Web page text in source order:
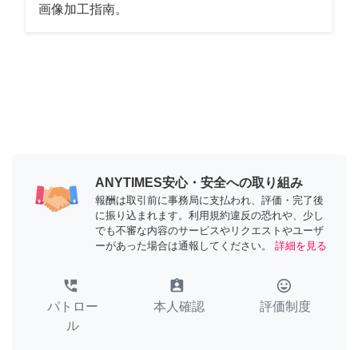
画像加工指南。
ANYTIMES安心・安全への取り組み
報酬は取引前に事務局に支払われ、評価・完了後
に振り込まれます。利用規約違反の恐れや、少し
でも不審な内容のサービスやリクエストやユーザ
ーがあった場合は通報してください。
詳細を見る
perm_phone_msg
パトロー
ル
assignment_ind
本人確認
tag_faces
評価制度